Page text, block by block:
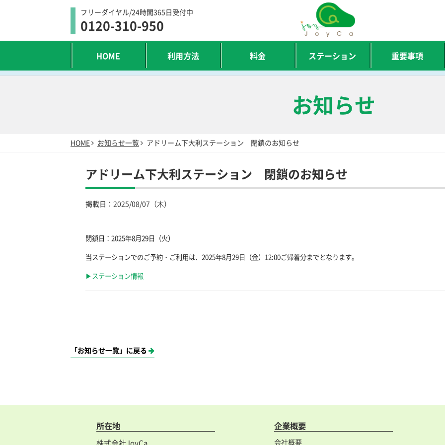
フリーダイヤル/24時間365日受付中
0120-310-950
HOME 利用方法 料金 ステーション 重要事項
お知らせ
HOME お知らせ一覧 アドリーム下大利ステーション 閉鎖のお知らせ
アドリーム下大利ステーション 閉鎖のお知らせ
掲載日： 2025/08/07（木）
閉鎖日：2025年8月29日（火）
当ステーションでのご予約・ご利用は、2025年8月29日（金）12:00ご帰着分までとなります。
▶ステーション情報
「お知らせ一覧」に戻る
所在地
株式会社JoyCa
企業概要
会社概要